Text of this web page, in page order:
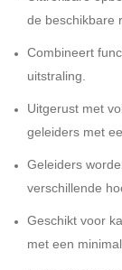
de beschikbare
Combineert
uitstraling.
Uitgerust met
geleiders met
Geleiders
verschillende
Geschikt voor
met een